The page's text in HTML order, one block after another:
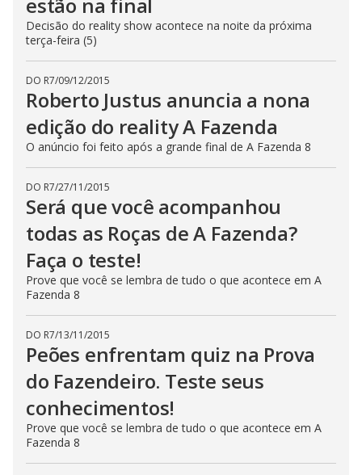
Decisão do reality show acontece na noite da próxima
terça-feira (5)
DO R7/09/12/2015
Roberto Justus anuncia a nona
edição do reality A Fazenda
O anúncio foi feito após a grande final de A Fazenda 8
DO R7/27/11/2015
Será que você acompanhou
todas as Roças de A Fazenda?
Faça o teste!
Prove que você se lembra de tudo o que acontece em A
Fazenda 8
DO R7/13/11/2015
Peões enfrentam quiz na Prova
do Fazendeiro. Teste seus
conhecimentos!
Prove que você se lembra de tudo o que acontece em A
Fazenda 8